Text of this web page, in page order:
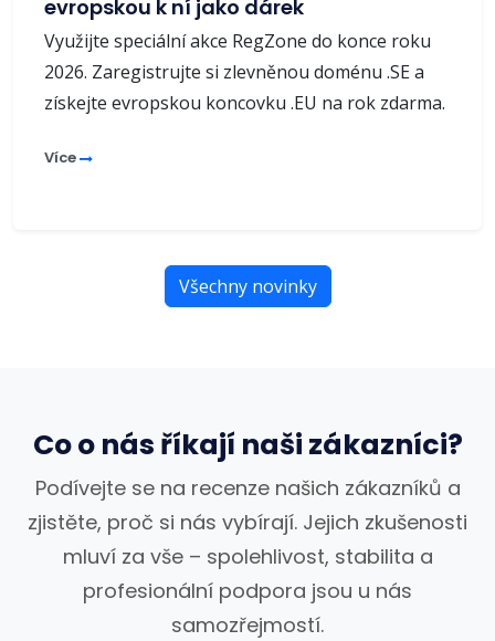
evropskou k ní jako dárek
Využijte speciální akce RegZone do konce roku
2026. Zaregistrujte si zlevněnou doménu .SE a
získejte evropskou koncovku .EU na rok zdarma.
Více
Všechny novinky
Co o nás říkají naši zákazníci?
Podívejte se na recenze našich zákazníků a
zjistěte, proč si nás vybírají. Jejich zkušenosti
mluví za vše – spolehlivost, stabilita a
profesionální podpora jsou u nás
samozřejmostí.